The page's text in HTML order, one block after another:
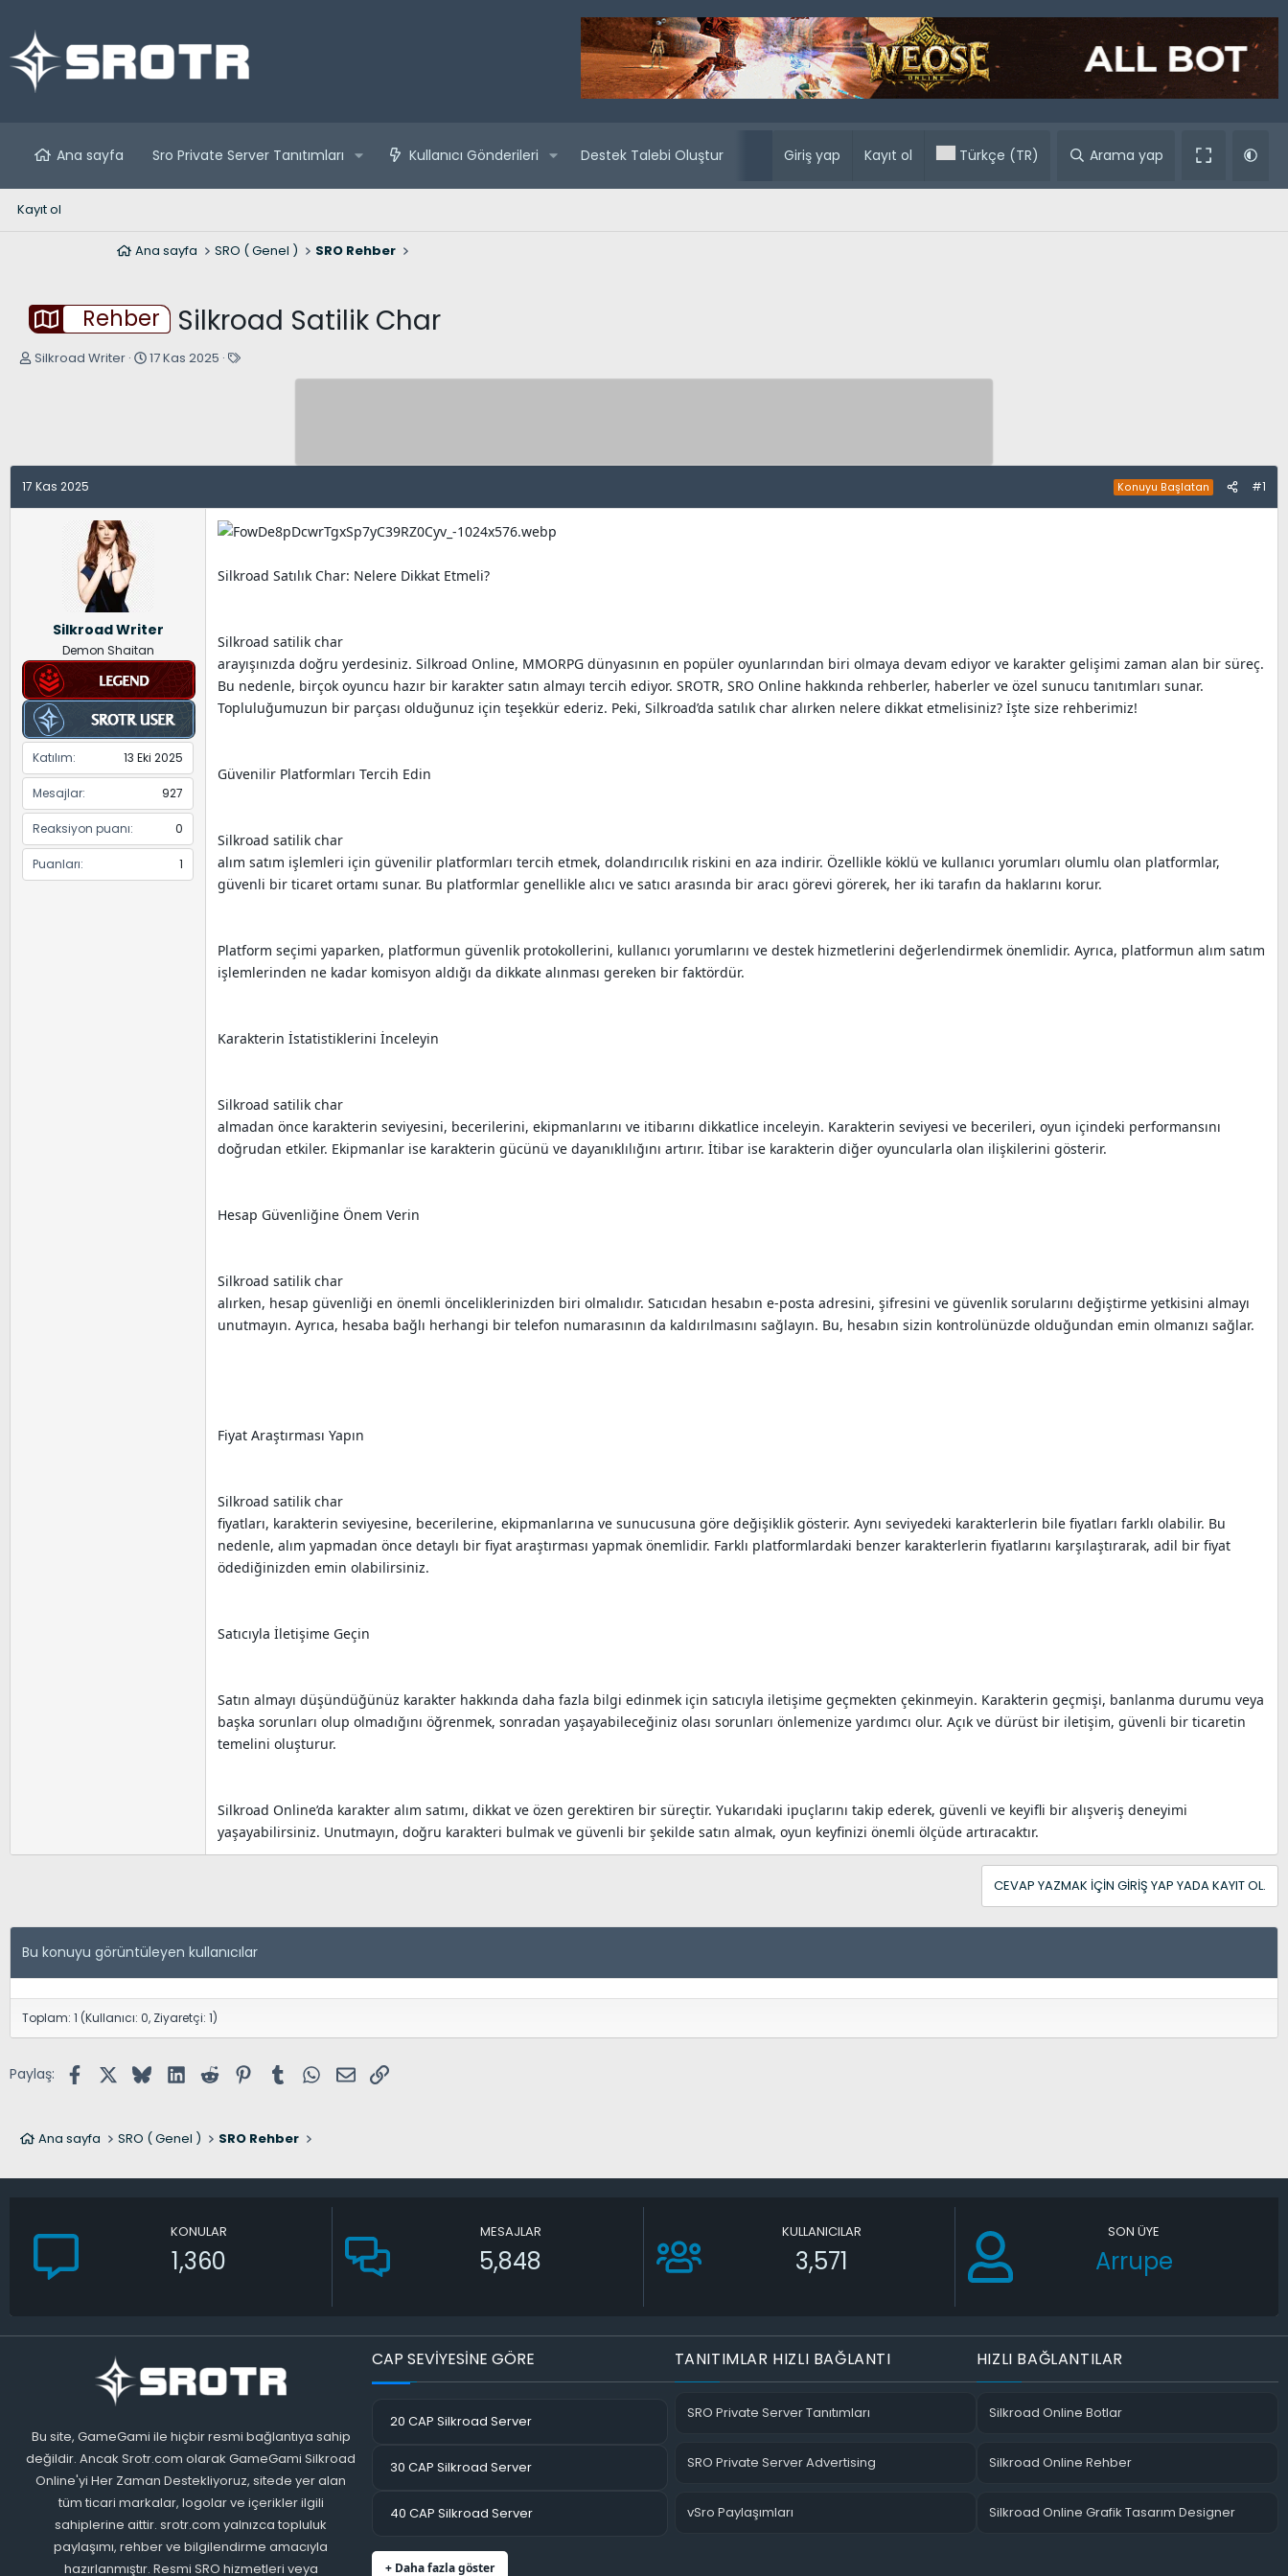
Ana sayfa Sro Private Server Tanıtımları Kullanıcı Gönderileri Destek Talebi Oluştur Yaklaşan sunucular
Giriş yap Kayıt ol Türkçe (TR) Arama yap
Kayıt ol
Ana sayfa SRO ( Genel ) SRO Rehber
Rehber Silkroad Satilik Char
K
u
B
a
Silkroad Writer
B
n
ı
h
i
17 Kas 2025
E
t
e
r
17 Kas 2025 Konuyu Başlatan #1
Silkroad Writer
Demon Shaitan
Katılım 13 Eki 2025
Mesajlar 927
Reaksiyon puanı 0
Puanları 1
Silkroad Satılık Char: Nelere Dikkat Etmeli?
Silkroad satilik char
arayışınızda doğru yerdesiniz. Silkroad Online, MMORPG dünyasının en popüler oyunlarından biri olmaya devam ediyor ve karakter gelişimi zaman alan bir süreç.
Bu nedenle, birçok oyuncu hazır bir karakter satın almayı tercih ediyor. SROTR, SRO Online hakkında rehberler, haberler ve özel sunucu tanıtımları sunar.
Topluluğumuzun bir parçası olduğunuz için teşekkür ederiz. Peki, Silkroad’da satılık char alırken nelere dikkat etmelisiniz? İşte size rehberimiz!
Güvenilir Platformları Tercih Edin
Silkroad satilik char
alım satım işlemleri için güvenilir platformları tercih etmek, dolandırıcılık riskini en aza indirir. Özellikle köklü ve kullanıcı yorumları olumlu olan platformlar,
güvenli bir ticaret ortamı sunar. Bu platformlar genellikle alıcı ve satıcı arasında bir aracı görevi görerek, her iki tarafın da haklarını korur.
Platform seçimi yaparken, platformun güvenlik protokollerini, kullanıcı yorumlarını ve destek hizmetlerini değerlendirmek önemlidir. Ayrıca, platformun alım satım
işlemlerinden ne kadar komisyon aldığı da dikkate alınması gereken bir faktördür.
Karakterin İstatistiklerini İnceleyin
Silkroad satilik char
almadan önce karakterin seviyesini, becerilerini, ekipmanlarını ve itibarını dikkatlice inceleyin. Karakterin seviyesi ve becerileri, oyun içindeki performansını
doğrudan etkiler. Ekipmanlar ise karakterin gücünü ve dayanıklılığını artırır. İtibar ise karakterin diğer oyuncularla olan ilişkilerini gösterir.
Hesap Güvenliğine Önem Verin
Silkroad satilik char
alırken, hesap güvenliği en önemli önceliklerinizden biri olmalıdır. Satıcıdan hesabın e-posta adresini, şifresini ve güvenlik sorularını değiştirme yetkisini almayı
unutmayın. Ayrıca, hesaba bağlı herhangi bir telefon numarasının da kaldırılmasını sağlayın. Bu, hesabın sizin kontrolünüzde olduğundan emin olmanızı sağlar.
Fiyat Araştırması Yapın
Silkroad satilik char
fiyatları, karakterin seviyesine, becerilerine, ekipmanlarına ve sunucusuna göre değişiklik gösterir. Aynı seviyedeki karakterlerin bile fiyatları farklı olabilir. Bu
nedenle, alım yapmadan önce detaylı bir fiyat araştırması yapmak önemlidir. Farklı platformlardaki benzer karakterlerin fiyatlarını karşılaştırarak, adil bir fiyat
ödediğinizden emin olabilirsiniz.
Satıcıyla İletişime Geçin
Satın almayı düşündüğünüz karakter hakkında daha fazla bilgi edinmek için satıcıyla iletişime geçmekten çekinmeyin. Karakterin geçmişi, banlanma durumu veya
başka sorunları olup olmadığını öğrenmek, sonradan yaşayabileceğiniz olası sorunları önlemenize yardımcı olur. Açık ve dürüst bir iletişim, güvenli bir ticaretin
temelini oluşturur.
Silkroad Online’da karakter alım satımı, dikkat ve özen gerektiren bir süreçtir. Yukarıdaki ipuçlarını takip ederek, güvenli ve keyifli bir alışveriş deneyimi
yaşayabilirsiniz. Unutmayın, doğru karakteri bulmak ve güvenli bir şekilde satın almak, oyun keyfinizi önemli ölçüde artıracaktır.
CEVAP YAZMAK IÇIN GIRIŞ YAP YADA KAYIT OL.
Bu konuyu görüntüleyen kullanıcılar
Toplam: 1 (Kullanıcı: 0, Ziyaretçi: 1)
Paylaş: FacebookX (Twitter)
BlueskyLinkedIn
Reddit PinterestTumblr WhatsApp
E-postaLink
Ana sayfa SRO ( Genel ) SRO Rehber
KONULAR
1,360
MESAJLAR
5,848
KULLANICILAR
3,571
SON ÜYE
Arrupe
Bu site, GameGami ile hiçbir resmi bağlantıya sahip
değildir. Ancak Srotr.com olarak GameGami Silkroad
Online'yi Her Zaman Destekliyoruz, sitede yer alan
tüm ticari markalar, logolar ve içerikler ilgili
sahiplerine aittir. srotr.com yalnızca topluluk
paylaşımı, rehber ve bilgilendirme amacıyla
hazırlanmıştır. Resmi SRO hizmetleri veya
CAP SEVİYESİNE GÖRE
20 CAP Silkroad Server
30 CAP Silkroad Server
40 CAP Silkroad Server
+ Daha fazla göster
TANITIMLAR HIZLI BAĞLANTI
SRO Private Server Tanıtımları
SRO Private Server Advertising
vSro Paylaşımları
HIZLI BAĞLANTILAR
Silkroad Online Botlar
Silkroad Online Rehber
Silkroad Online Grafik Tasarım Designer